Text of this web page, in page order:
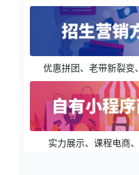
优惠拼团、老带新裂变
实力展示、课程电商